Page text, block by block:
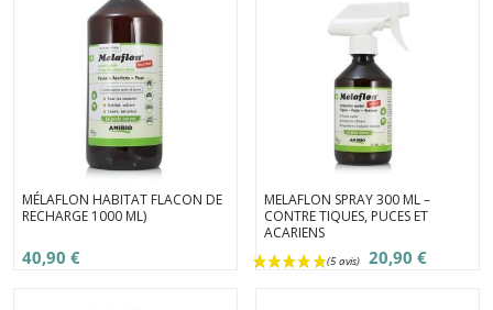
MÉLAFLON HABITAT FLACON DE
RECHARGE 1000 ML)
40,90 €
MELAFLON SPRAY 300 ML –
CONTRE TIQUES, PUCES ET
ACARIENS
20,90 €